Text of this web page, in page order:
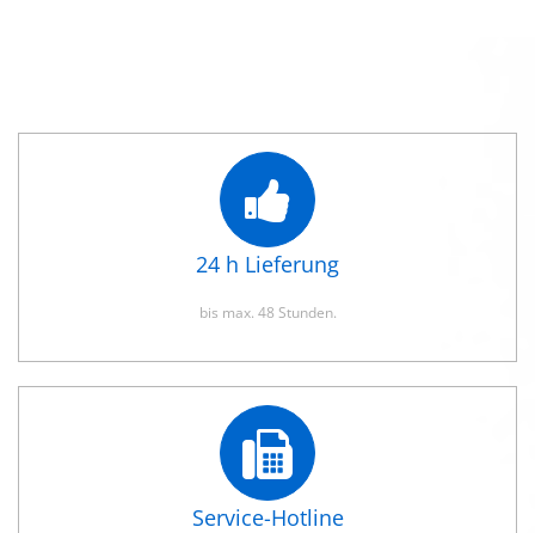
24 h Lieferung
bis max. 48 Stunden.
Service-Hotline